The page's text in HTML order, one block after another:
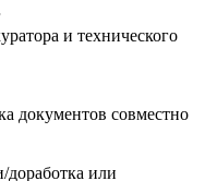
и технического
документов совместно
доработка или